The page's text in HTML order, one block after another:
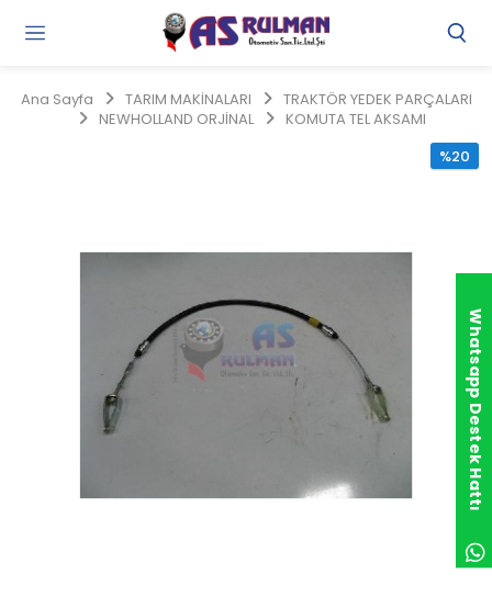
Ana Sayfa TARIM MAKİNALARI
TRAKTÖR YEDEK PARÇALARI
NEWHOLLAND ORJİNAL
KOMUTA TEL AKSAMI
%20
Whatsapp Destek Hattı